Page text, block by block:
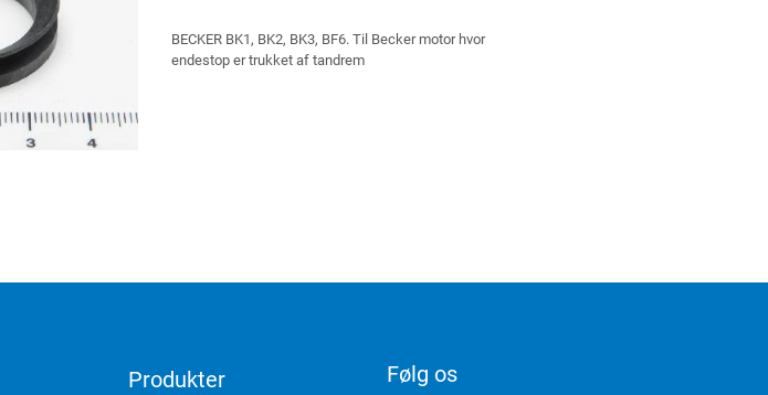
BECKER BK1, BK2, BK3, BF6. Til Becker motor hvor
endestop er trukket af tandrem
Produkter Følg os